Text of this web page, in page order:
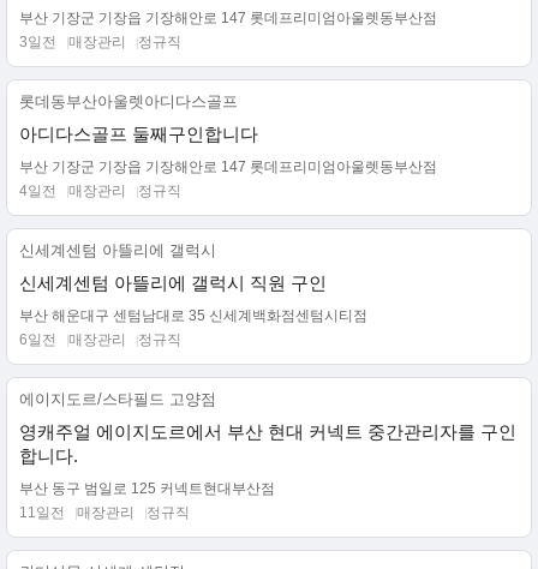
부산 기장군 기장읍 기장해안로 147 롯데프리미엄아울렛동부산점
3일전
매장관리 정규직
롯데동부산아울렛아디다스골프
아디다스골프 둘째구인합니다
부산 기장군 기장읍 기장해안로 147 롯데프리미엄아울렛동부산점
4일전
매장관리 정규직
신세계센텀 아뜰리에 갤럭시
신세계센텀 아뜰리에 갤럭시 직원 구인
부산 해운대구 센텀남대로 35 신세계백화점센텀시티점
6일전
매장관리 정규직
에이지도르/스타필드 고양점
영캐주얼 에이지도르에서 부산 현대 커넥트 중간관리자를 구인
합니다.
부산 동구 범일로 125 커넥트현대부산점
11일전
매장관리 정규직